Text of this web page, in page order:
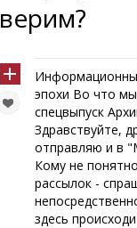
верим?
эпохи Во что
спецвыпуск
Здравствуйте,
отправляю и в
Кому не
рассылок -
здесь